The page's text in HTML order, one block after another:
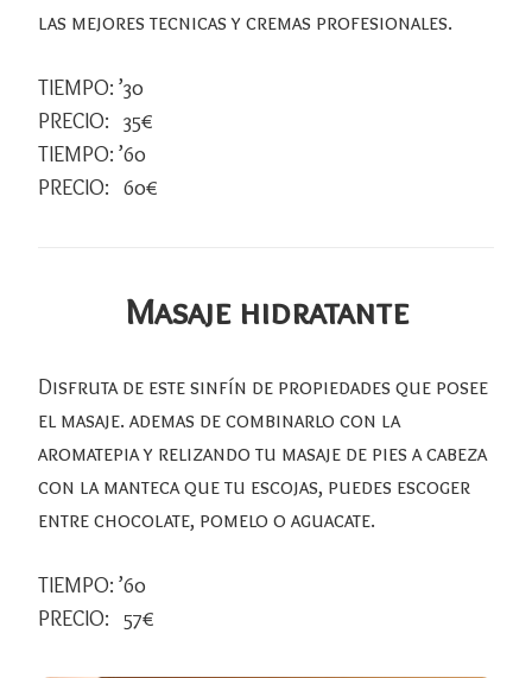
las mejores tecnicas y cremas profesionales.
TIEMPO: ’30
PRECIO: 35€
TIEMPO: ’60
PRECIO: 60€
Masaje hidratante
Disfruta de este sinfín de propiedades que posee
el masaje. ademas de combinarlo con la
aromatepia y relizando tu masaje de pies a cabeza
con la manteca que tu escojas, puedes escoger
entre chocolate, pomelo o aguacate.
TIEMPO: ’60
PRECIO: 57€